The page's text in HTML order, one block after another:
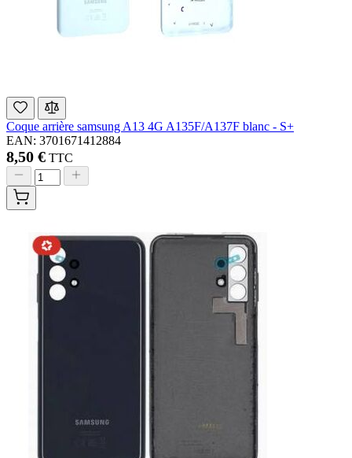
Coque arrière samsung A13 4G A135F/A137F blanc - S+
EAN: 3701671412884
8,50 € TTC